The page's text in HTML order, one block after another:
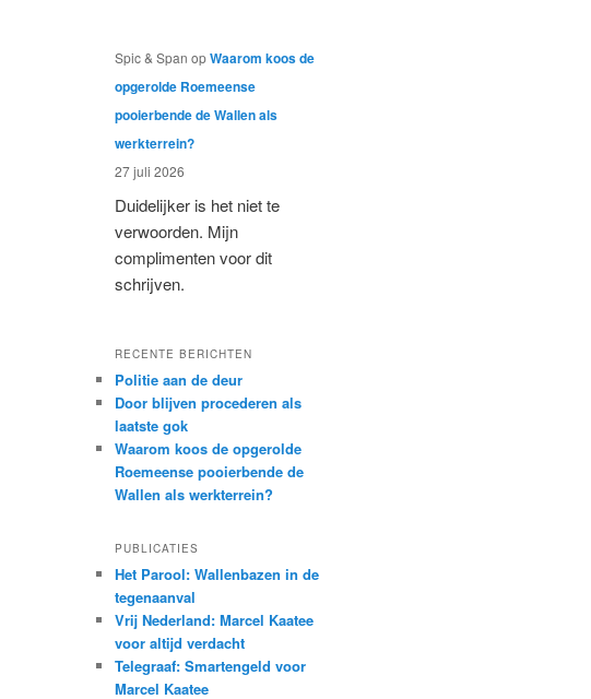
Spic & Span opWaarom koos de
opgerolde Roemeense
pooierbende de Wallen als
werkterrein?
27 juli 2026
Duidelijker is het niet te
verwoorden. Mijn
complimenten voor dit
schrijven.
RECENTE BERICHTEN
Politie aan de deur
Door blijven procederen als
laatste gok
Waarom koos de opgerolde
Roemeense pooierbende de
Wallen als werkterrein?
PUBLICATIES
Het Parool: Wallenbazen in de
tegenaanval
Vrij Nederland: Marcel Kaatee
voor altijd verdacht
Telegraaf: Smartengeld voor
Marcel Kaatee